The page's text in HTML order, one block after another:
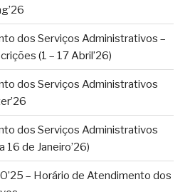
dos Serviços Administrativos –
(1 – 17 Abril’26)
dos Serviços Administrativos
dos Serviços Administrativos
16 de Janeiro’26)
– Horário de Atendimento dos